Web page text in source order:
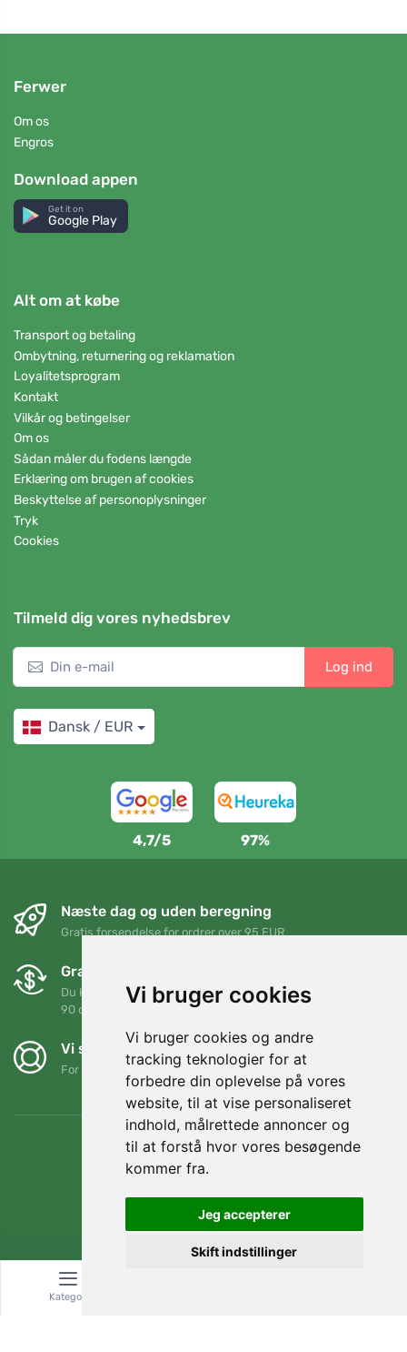
Vi bruger cookies
Vi bruger cookies og andre
tracking teknologier for at
forbedre din oplevelse på vores
website, til at vise personaliseret
indhold, målrettede annoncer og
til at forstå hvor vores besøgende
kommer fra.
Jeg accepterer
Skift indstillinger
Ferwer
Om os
Engros
Download appen
Get it on
Google Play
Alt om at købe
Transport og betaling
Ombytning, returnering og reklamation
Loyalitetsprogram
Kontakt
Vilkår og betingelser
Om os
Sådan måler du fodens længde
Erklæring om brugen af cookies
Beskyttelse af personoplysninger
Tryk
Cookies
Tilmeld dig vores nyhedsbrev
Log ind
Dansk / EUR
4,7/5 97%
Næste dag og uden beregning
Gratis forsendelse for ordrer over 95 EUR
Gratis ombytning og returnering
Du kan returnere eller bytte din ordre når som helst inden for
90 dage
Vi støtter Trees.org
For hver ordre planter vi et træ! Læs mere Om os
Kategori